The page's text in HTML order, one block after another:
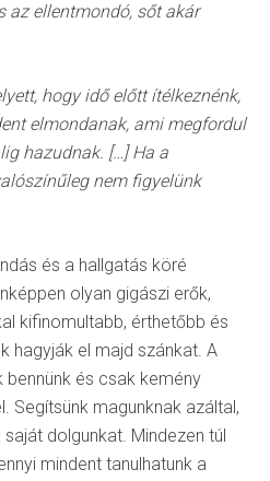
az ellentmondó, sőt akár
hogy idő előtt ítélkeznénk,
elmondanak, ami megfordul
hazudnak. […] Ha a
nem figyelünk
és a hallgatás köré
olyan gigászi erők,
kifinomultabb, érthetőbb és
hagyják el majd szánkat. A
és csak kemény
Segítsünk magunknak azáltal,
dolgunkat. Mindezen túl
mindent tanulhatunk a